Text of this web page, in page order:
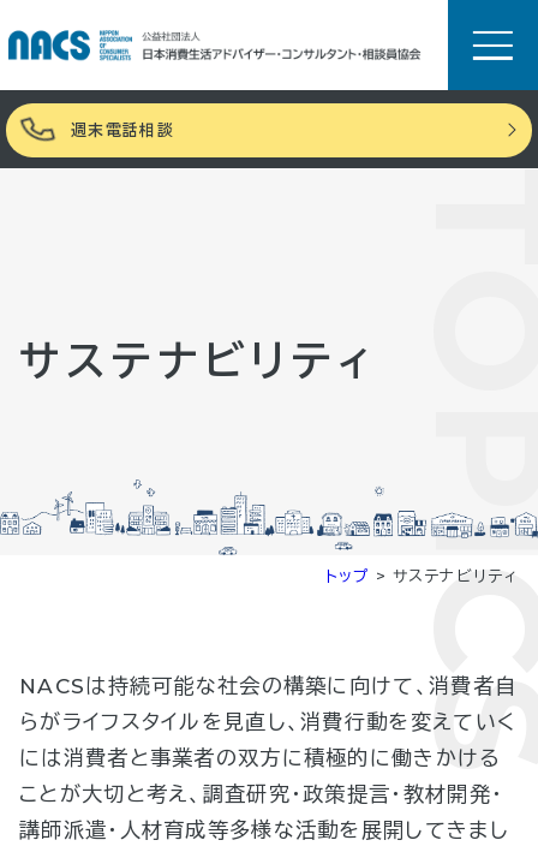
週末電話相談
サステナビリティ
トップ > サステナビリティ
NACSは持続可能な社会の構築に向けて、消費者自
らがライフスタイルを見直し、消費行動を変えていく
には消費者と事業者の双方に積極的に働きかける
ことが大切と考え、調査研究・政策提言・教材開発・
講師派遣・人材育成等多様な活動を展開してきまし